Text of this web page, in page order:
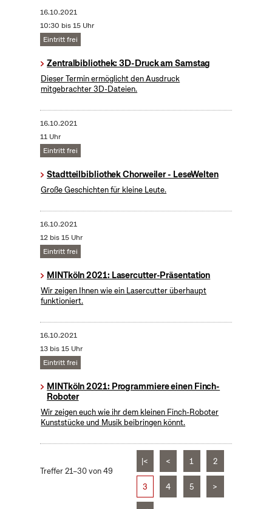
16.10.2021
10:30 bis 15 Uhr
Eintritt frei
Zentralbibliothek: 3D-Druck am Samstag
Dieser Termin ermöglicht den Ausdruck
mitgebrachter 3D-Dateien.
16.10.2021
11 Uhr
Eintritt frei
Stadtteilbibliothek Chorweiler - LeseWelten
Große Geschichten für kleine Leute.
16.10.2021
12 bis 15 Uhr
Eintritt frei
MINTköln 2021: Lasercutter-Präsentation
Wir zeigen Ihnen wie ein Lasercutter überhaupt
funktioniert.
16.10.2021
13 bis 15 Uhr
Eintritt frei
MINTköln 2021: Programmiere einen Finch-
Roboter
Wir zeigen euch wie ihr dem kleinen Finch-Roboter
Kunststücke und Musik beibringen könnt.
Treffer 21–30 von 49
|< < 1 2
3 4 5 >